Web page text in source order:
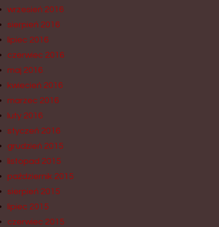
wrzesień 2016
sierpień 2016
lipiec 2016
czerwiec 2016
maj 2016
kwiecień 2016
marzec 2016
luty 2016
styczeń 2016
grudzień 2015
listopad 2015
październik 2015
sierpień 2015
lipiec 2015
czerwiec 2015